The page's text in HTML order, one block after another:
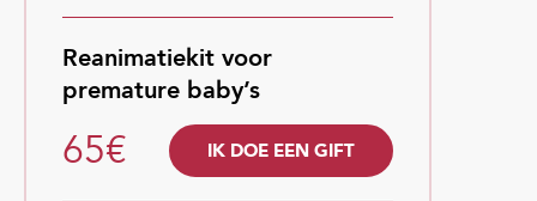
Reanimatiekit voor
premature baby’s
65€ IK DOE EEN GIFT